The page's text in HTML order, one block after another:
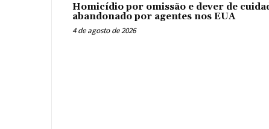
Homicídio por omissão e dever de
abandonado por agentes nos EUA
4 de agosto de 2026